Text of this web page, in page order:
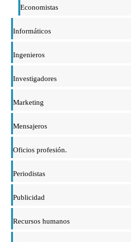
Economistas
Informáticos
Ingenieros
Investigadores
Marketing
Mensajeros
Oficios profesión.
Periodistas
Publicidad
Recursos humanos